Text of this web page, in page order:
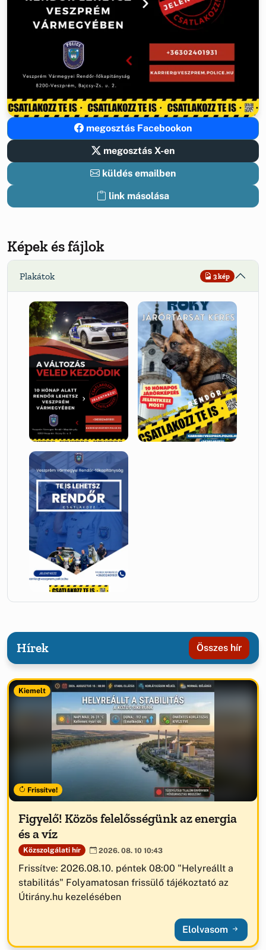
megosztás Facebookon
megosztás X-en
küldés emailben
link másolása
Képek és fájlok
Plakátok 3 kép
Hírek Összes hír
Kiemelt
Frissítve!
Figyelő! Közös felelősségünk az energia
és a víz
Közszolgálati hír 2026. 08. 10 10:43
Frissítve: 2026.08.10. péntek 08:00 "Helyreállt a
stabilitás" Folyamatosan frissülő tájékoztató az
Útirány.hu kezelésében
Elolvasom